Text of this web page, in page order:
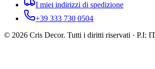
I miei indirizzi di spedizione
+39 333 730 0504
© 2026 Cris Decor. Tutti i diritti riservati · P.I: